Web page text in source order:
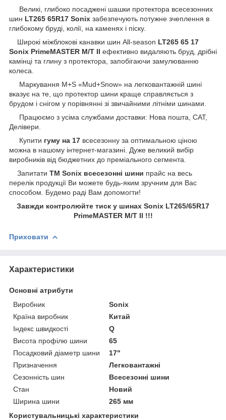
Великі, глибоко посаджені шашки протектора всесезонних
шин LT265 65R17 Sonix забезпечують потужне зчеплення в
глибокому бруді, колії, на каменях і піску.
Широкі міжблокові канавки шин All-season LT265 65 17
Sonix PrimeMASTER M/Т II ефективно видаляють бруд, дрібні
камінці та глину з протектора, запобігаючи замулюванню
колеса.
Маркування M+S «Mud+Snow» на легковантажній шині
вказує на те, що протектор шини краще справляється з
брудом і снігом у порівнянні зі звичайними літніми шинами.
Працюємо з усіма службами доставки: Нова пошта, САТ,
Делівери.
Купити гуму на 17 всесезонну за оптимальною ціною
можна в нашому інтернет-магазині. Дуже великий вибір
виробників від бюджетних до преміального сегмента.
Запитати ТМ Sonix всесезонні шини прайс на весь
перелік продукції Ви можете будь-яким зручним для Вас
способом
Будемо раді Вам допомогти!
Завжди контролюйте тиск у шинах Sonix LT265/65R17
PrimeMASTER M/Т II !!!
Приховати
Характеристики
Основні атрибути
Виробник
Sonix
Країна виробник
Китай
Індекс швидкості
Q
Висота профілю шини
65
Посадковий діаметр шини
17"
Призначення
Легковантажні
Сезонність шин
Всесезонні шини
Стан
Новий
Ширина шини
265 мм
Користувальницькі характеристики